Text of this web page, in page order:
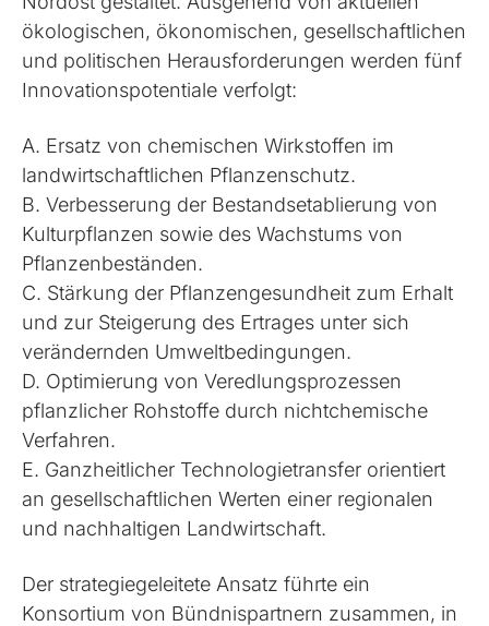
ökologischen, ökonomischen, gesellschaftlichen
und politischen Herausforderungen werden fünf
Innovationspotentiale verfolgt:
A. Ersatz von chemischen Wirkstoffen im
landwirtschaftlichen Pflanzenschutz.
B. Verbesserung der Bestandsetablierung von
Kulturpflanzen sowie des Wachstums von
Pflanzenbeständen.
C. Stärkung der Pflanzengesundheit zum Erhalt
und zur Steigerung des Ertrages unter sich
verändernden Umweltbedingungen.
D. Optimierung von Veredlungsprozessen
pflanzlicher Rohstoffe durch nichtchemische
Verfahren.
E. Ganzheitlicher Technologietransfer orientiert
an gesellschaftlichen Werten einer regionalen
und nachhaltigen Landwirtschaft.
Der strategiegeleitete Ansatz führte ein
Konsortium von Bündnispartnern zusammen, in